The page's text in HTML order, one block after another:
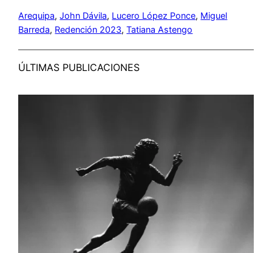
Arequipa, John Dávila, Lucero López Ponce, Miguel
Barreda, Redención 2023, Tatiana Astengo
ÚLTIMAS PUBLICACIONES